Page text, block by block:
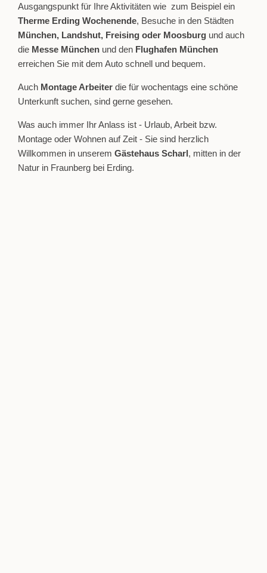
Ausgangspunkt für Ihre Aktivitäten wie zum Beispiel ein
Therme Erding Wochenende, Besuche in den Städten
München, Landshut, Freising oder Moosburg und auch
die Messe München und den Flughafen München
erreichen Sie mit dem Auto schnell und bequem.
Auch Montage Arbeiter die für wochentags eine schöne
Unterkunft suchen, sind gerne gesehen.
Was auch immer Ihr Anlass ist - Urlaub, Arbeit bzw.
Montage oder Wohnen auf Zeit - Sie sind herzlich
Willkommen in unserem Gästehaus Scharl, mitten in der
Natur in Fraunberg bei Erding.